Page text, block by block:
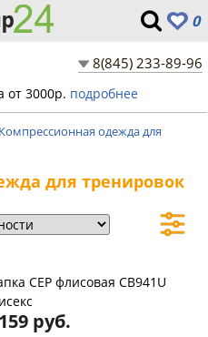
0
8(845) 233-89-96
от 3000р. подробнее
Компрессионная одежда для
для тренировок
CEP флисовая CB941U
руб.